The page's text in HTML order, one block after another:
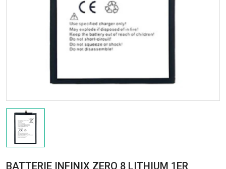
BATTERIE INFINIX ZERO 8 LITHIUM 1ER